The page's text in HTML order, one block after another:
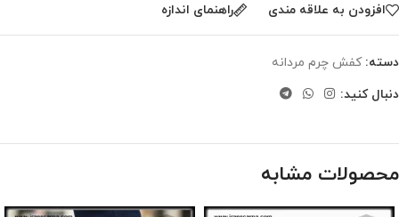
افزودن به علاقه مندی راهنمای اندازه
دسته: کفش چرم مردانه
دنبال کنید:
محصولات مشابه